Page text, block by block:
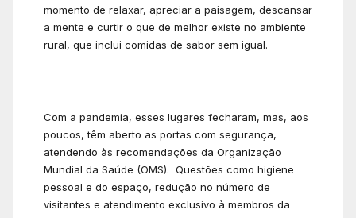
momento de relaxar, apreciar a paisagem, descansar
a mente e curtir o que de melhor existe no ambiente
rural, que inclui comidas de sabor sem igual.
Com a pandemia, esses lugares fecharam, mas, aos
poucos, têm aberto as portas com segurança,
atendendo às recomendações da Organização
Mundial da Saúde (OMS). Questões como higiene
pessoal e do espaço, redução no número de
visitantes e atendimento exclusivo à membros da